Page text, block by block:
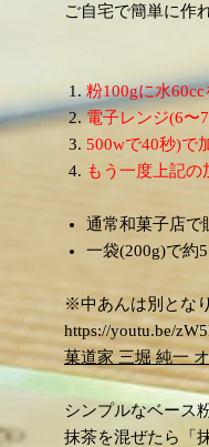
ご自宅で簡単に作
粉100gに水60cc
電子レンジ(6〜
500wで40秒)で
もう一度上記
通常和菓子店で
一袋(200g)で約
※中あんは別とな
https://youtu.be/
菓道家 三堀 純一
シンプルなベース
抹茶を混ぜたら「